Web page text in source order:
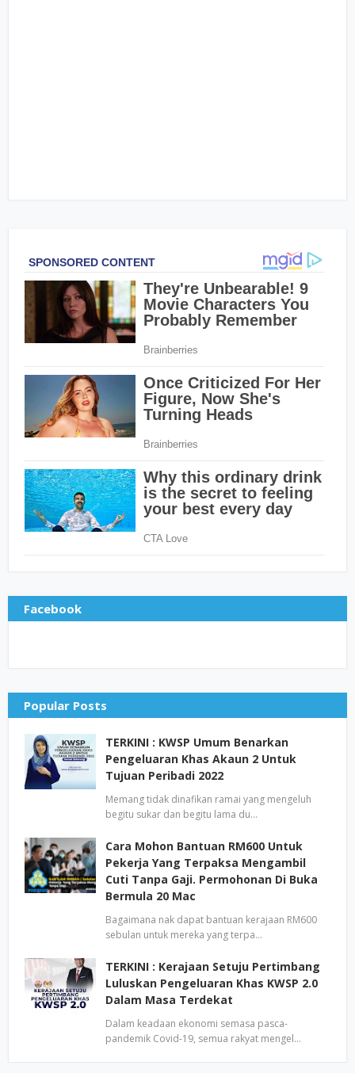
Facebook
Popular Posts
TERKINI : KWSP Umum Benarkan
Pengeluaran Khas Akaun 2 Untuk
Tujuan Peribadi 2022
Memang tidak dinafikan ramai yang mengeluh
begitu sukar dan begitu lama du…
Cara Mohon Bantuan RM600 Untuk
Pekerja Yang Terpaksa Mengambil
Cuti Tanpa Gaji. Permohonan Di Buka
Bermula 20 Mac
Bagaimana nak dapat bantuan kerajaan RM600
sebulan untuk mereka yang terpa…
TERKINI : Kerajaan Setuju Pertimbang
Luluskan Pengeluaran Khas KWSP 2.0
Dalam Masa Terdekat
Dalam keadaan ekonomi semasa pasca-
pandemik Covid-19, semua rakyat mengel…